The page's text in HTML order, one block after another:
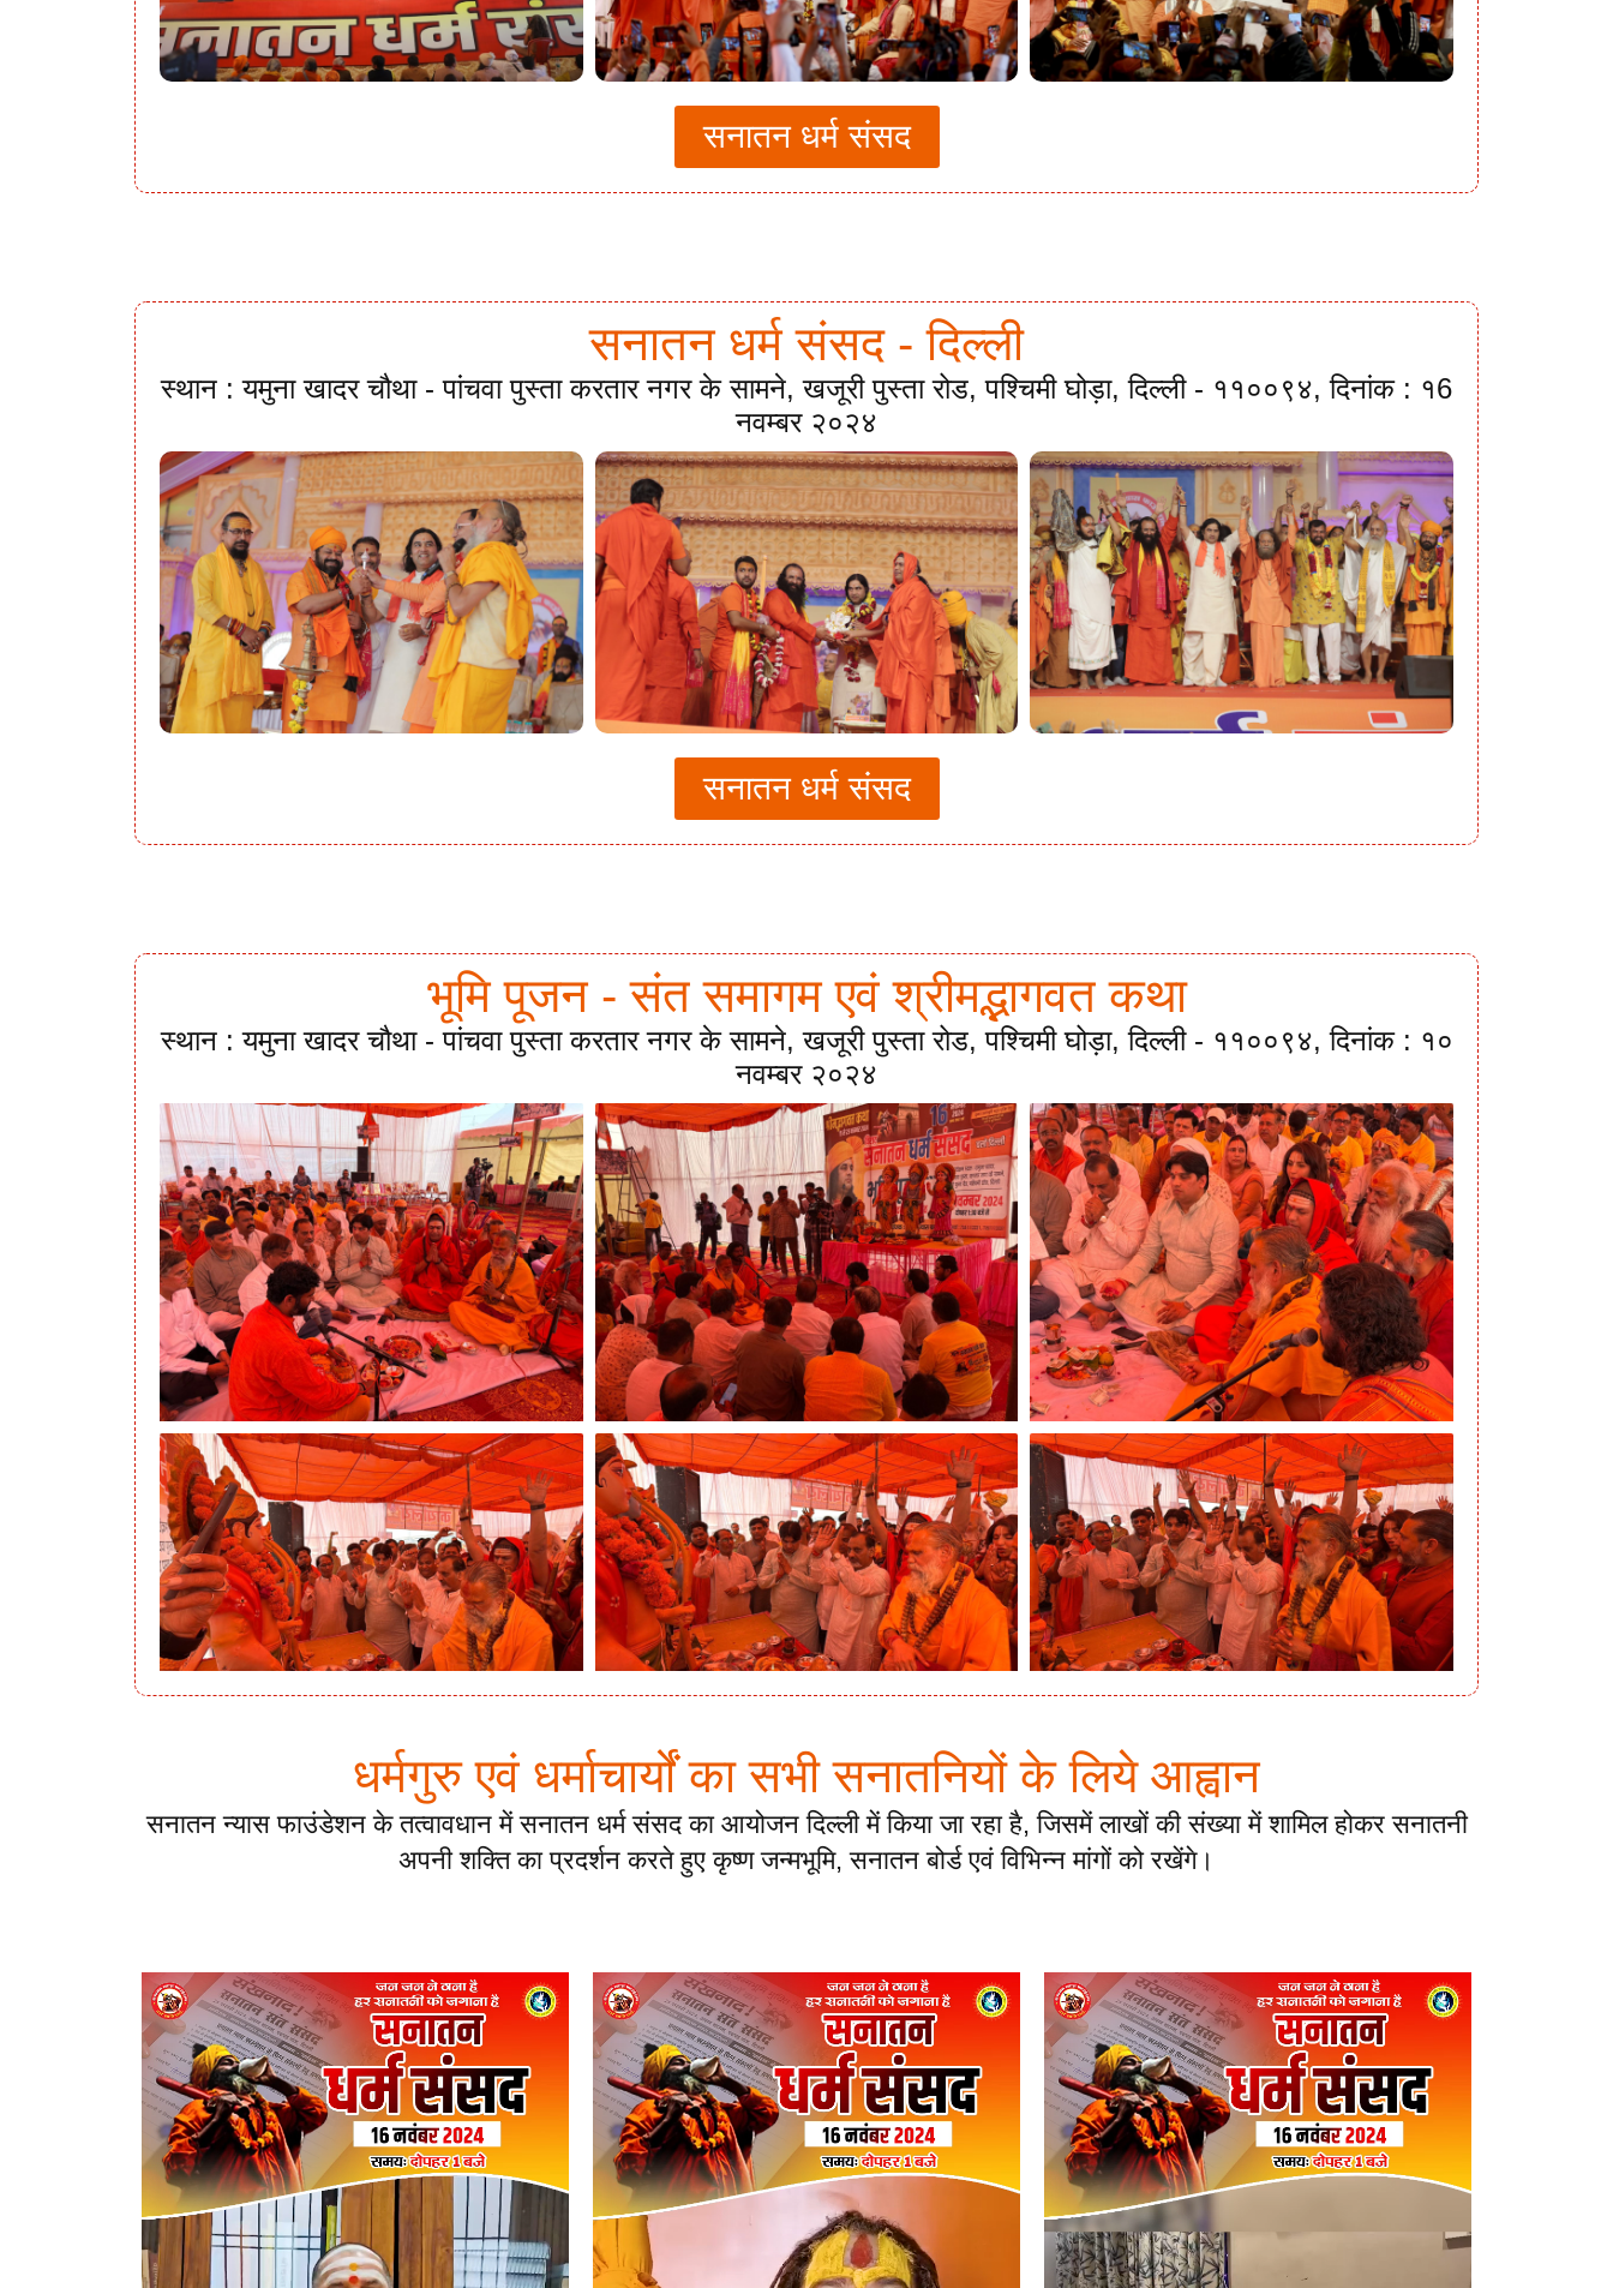
सनातन धर्म संसद
सनातन धर्म संसद - दिल्ली
स्थान : यमुना खादर चौथा - पांचवा पुस्ता करतार नगर के सामने, खजूरी पुस्ता रोड, पश्चिमी घोड़ा, दिल्ली - ११००९४, दिनांक : १6
नवम्बर २०२४
सनातन धर्म संसद
भूमि पूजन - संत समागम एवं श्रीमद्भागवत कथा
स्थान : यमुना खादर चौथा - पांचवा पुस्ता करतार नगर के सामने, खजूरी पुस्ता रोड, पश्चिमी घोड़ा, दिल्ली - ११००९४, दिनांक : १०
नवम्बर २०२४
धर्मगुरु एवं धर्माचार्यों का सभी सनातनियों के लिये आह्वान
सनातन न्यास फाउंडेशन के तत्वावधान में सनातन धर्म संसद का आयोजन दिल्ली में किया जा रहा है, जिसमें लाखों की संख्या में शामिल होकर सनातनी
अपनी शक्ति का प्रदर्शन करते हुए कृष्ण जन्मभूमि, सनातन बोर्ड एवं विभिन्न मांगों को रखेंगे।